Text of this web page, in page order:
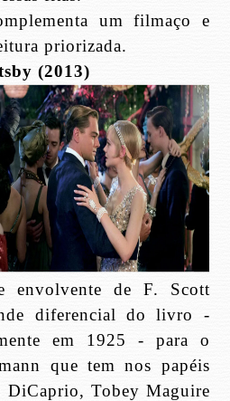
um filmaço e
priorizada.
(2013)
envolvente de F. Scott
diferencial do livro -
em 1925 - para o
que tem nos papéis
DiCaprio, Tobey Maguire